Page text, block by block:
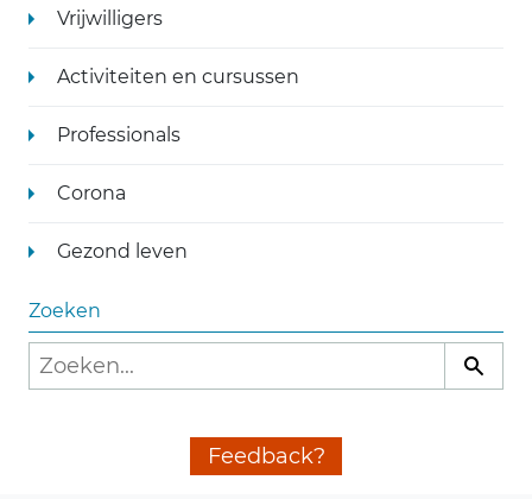
Vrijwilligers
Activiteiten en cursussen
Professionals
Corona
Gezond leven
Zoeken
Feedback?